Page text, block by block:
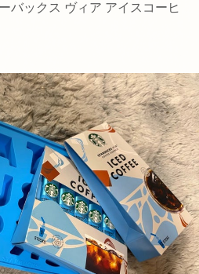
バックス ヴィア アイスコーヒ